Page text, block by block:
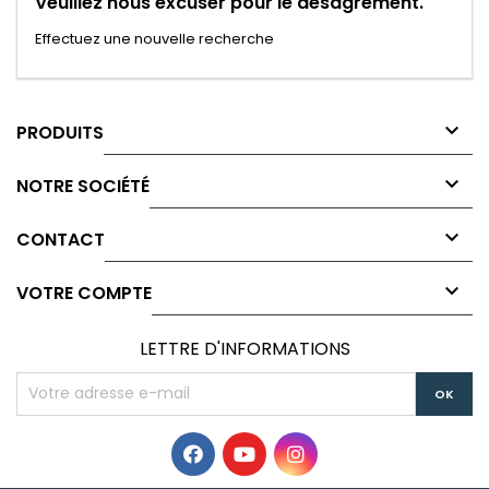
Effectuez une nouvelle recherche
PRODUITS 
NOTRE SOCIÉTÉ 
CONTACT 
VOTRE COMPTE 
LETTRE D'INFORMATIONS